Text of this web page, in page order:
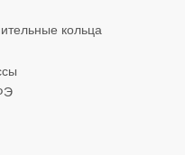
кольца